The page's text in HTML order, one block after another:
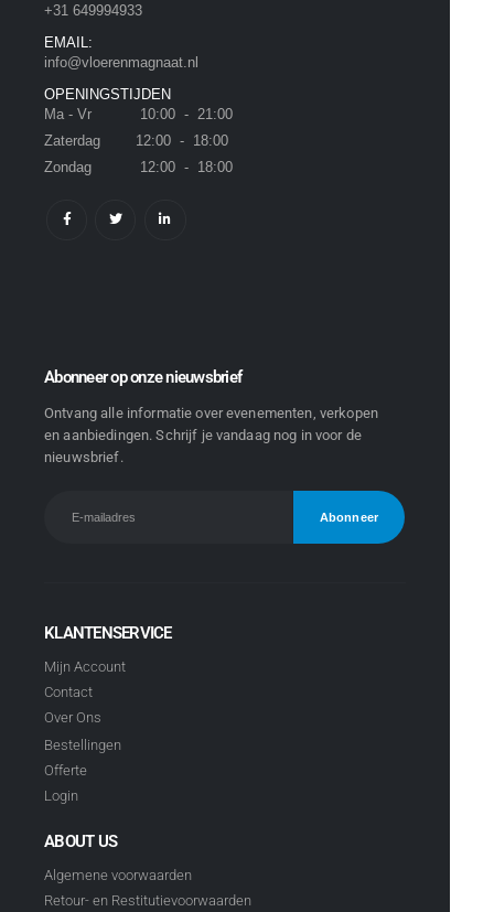
+31 649994933
EMAIL:
info@vloerenmagnaat.nl
OPENINGSTIJDEN
Ma - Vr 10:00 - 21:00
Zaterdag 12:00 - 18:00
Zondag 12:00 - 18:00
Abonneer op onze nieuwsbrief
Ontvang alle informatie over evenementen, verkopen
en aanbiedingen. Schrijf je vandaag nog in voor de
nieuwsbrief.
KLANTENSERVICE
Mijn Account
Contact
Over Ons
Bestellingen
Offerte
Login
ABOUT US
Algemene voorwaarden
Retour- en Restitutievoorwaarden